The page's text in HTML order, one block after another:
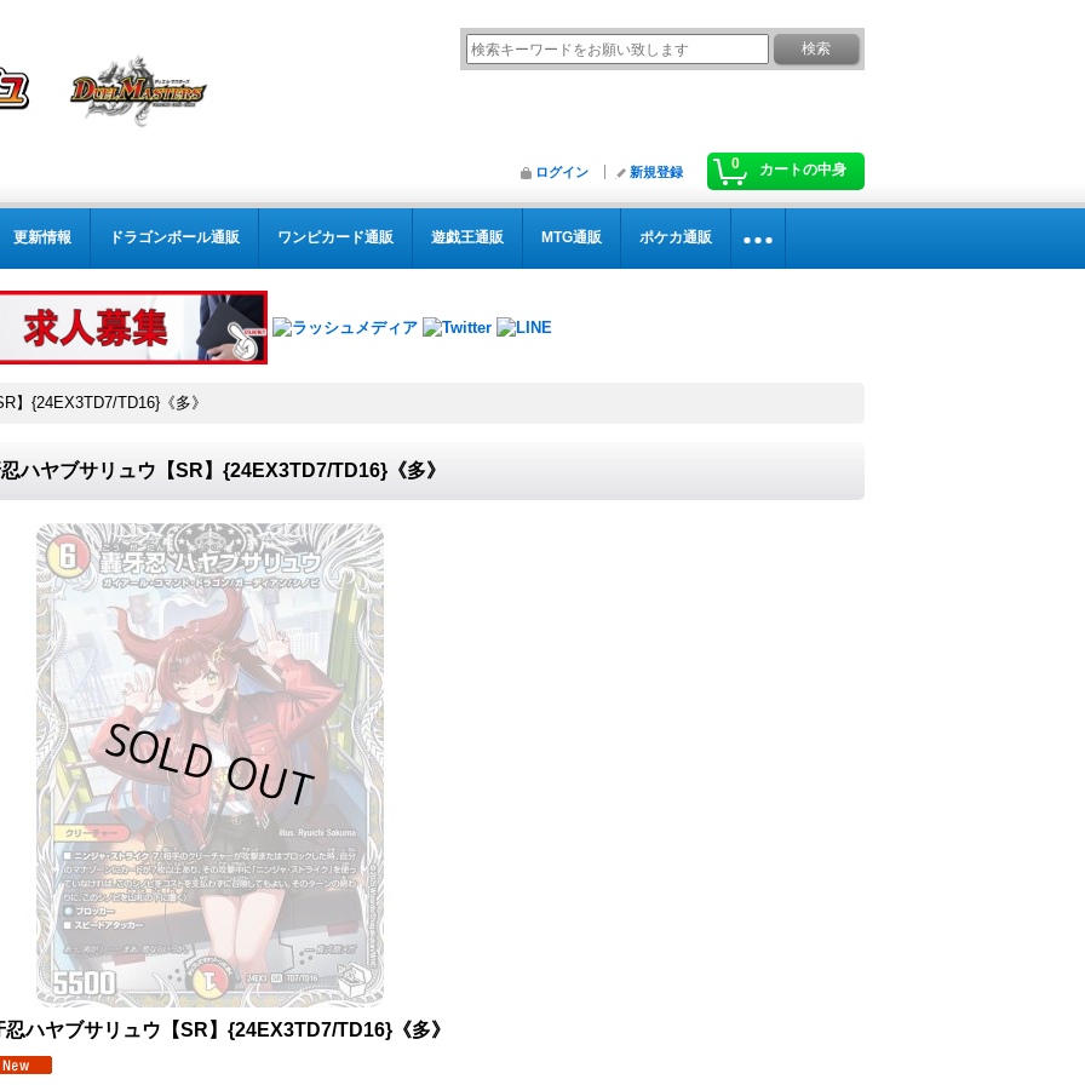
0 カートの中身
ログイン 新規登録
更新情報 ドラゴンボール通販 ワンピカード通販 遊戯王通販 MTG通販 ポケカ通販
】{24EX3TD7/TD16}《多》
ハヤブサリュウ【SR】{24EX3TD7/TD16}《多》
忍ハヤブサリュウ【SR】{24EX3TD7/TD16}《多》